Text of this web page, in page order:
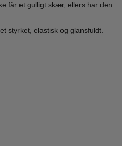
får et gulligt skær, ellers har den
styrket, elastisk og glansfuldt.